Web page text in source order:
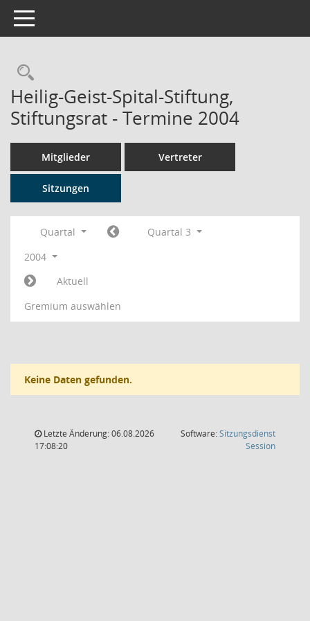
Toggle navigation
Rechercheauswahl
Heilig-Geist-Spital-Stiftung,
Stiftungsrat - Termine 2004
Mitglieder Vertreter
Sitzungen
Quartal
Quartal 3
2004
Aktuell
Gremium auswählen
Keine Daten gefunden.
Letzte Änderung: 06.08.2026
17:08:20
Software:Sitzungsdienst
Session(Wird in